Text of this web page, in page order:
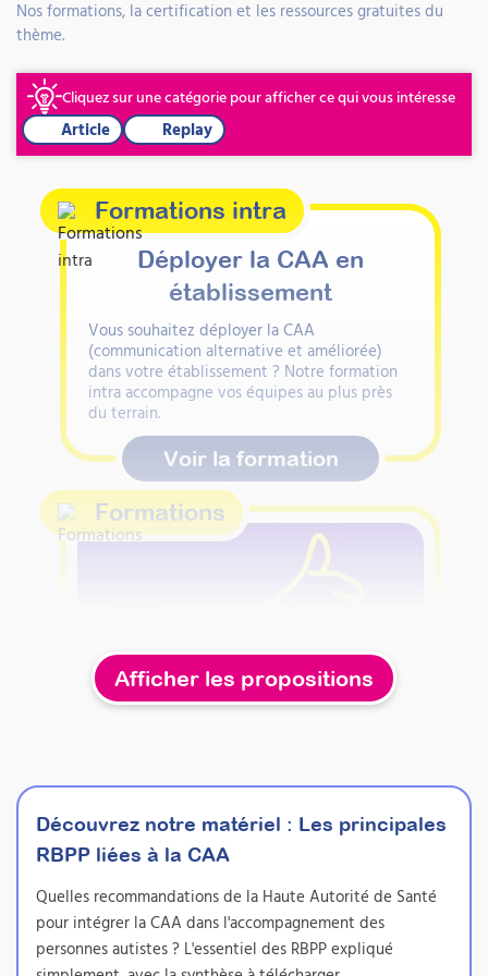
Nos formations, la certification et les ressources gratuites du
thème.
Cliquez sur une catégorie pour afficher ce qui vous intéresse
Article Replay
Formations intra
Déployer la CAA en
établissement
Vous souhaitez déployer la CAA
(communication alternative et améliorée)
dans votre établissement ? Notre formation
intra accompagne vos équipes au plus près
du terrain.
Voir la formation
Formations
Utiliser les signes associés
à la parole comme moyen
Afficher les propositions
Découvrez notre matériel : Les principales
RBPP liées à la CAA
Quelles recommandations de la Haute Autorité de Santé
pour intégrer la CAA dans l'accompagnement des
personnes autistes ? L'essentiel des RBPP expliqué